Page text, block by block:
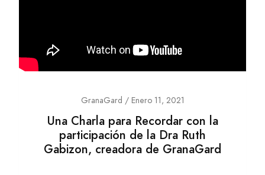
GranaGard / Enero 11, 2021
Una Charla para Recordar con la
participación de la Dra Ruth
Gabizon, creadora de GranaGard